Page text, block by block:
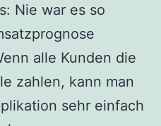
Nie war es so
alle Kunden die
zahlen, kann man
sehr einfach